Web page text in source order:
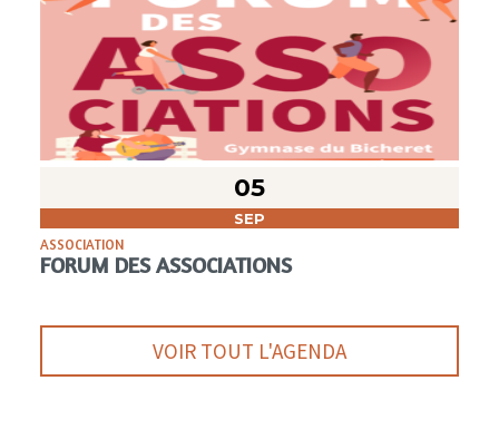
05
SEP
ASSOCIATION
FORUM DES ASSOCIATIONS
VOIR TOUT L'AGENDA